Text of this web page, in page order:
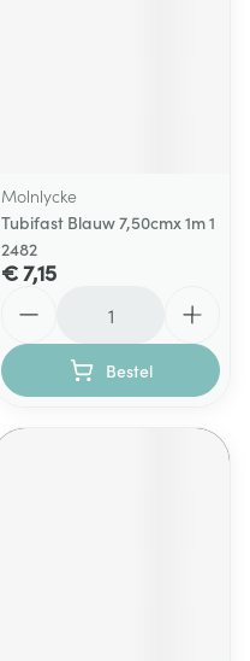
Molnlycke
Tubifast Blauw 7,50cmx 1m 1
2482
€ 7,15
Bestel